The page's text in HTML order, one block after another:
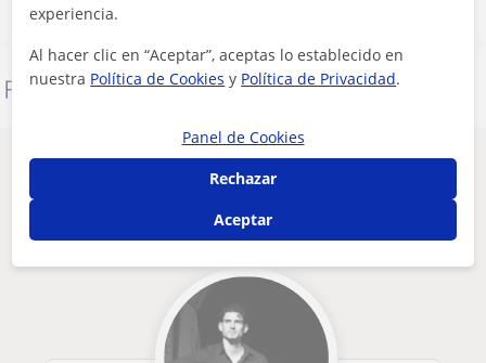
Denunciar este perfil
Otros profesores de Guitarra en
Llucmajor que pueden interesarte
experiencia.
Al hacer clic en “Aceptar”, aceptas lo establecido en
nuestra Política de Cookies y Política de Privacidad.
Panel de Cookies
Rechazar
Aceptar